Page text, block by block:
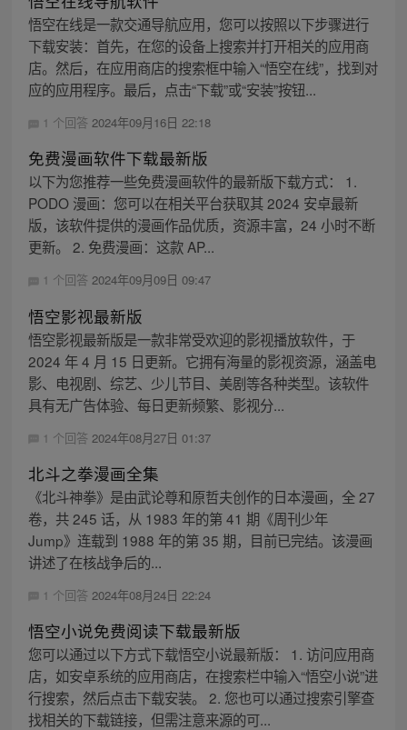
悟空在线是一款交通导航应用，您可以按照以下步骤进行
下载安装：首先，在您的设备上搜索并打开相关的应用商
店。然后，在应用商店的搜索框中输入“悟空在线”，找到对
应的应用程序。最后，点击“下载”或“安装”按钮...
1 个回答 2024年09月16日 22:18
免费漫画软件下载最新版
以下为您推荐一些免费漫画软件的最新版下载方式： 1.
PODO 漫画：您可以在相关平台获取其 2024 安卓最新
版，该软件提供的漫画作品优质，资源丰富，24 小时不断
更新。 2. 免费漫画：这款 AP...
1 个回答 2024年09月09日 09:47
悟空影视最新版
悟空影视最新版是一款非常受欢迎的影视播放软件，于
2024 年 4 月 15 日更新。它拥有海量的影视资源，涵盖电
影、电视剧、综艺、少儿节目、美剧等各种类型。该软件
具有无广告体验、每日更新频繁、影视分...
1 个回答 2024年08月27日 01:37
北斗之拳漫画全集
《北斗神拳》是由武论尊和原哲夫创作的日本漫画，全 27
卷，共 245 话，从 1983 年的第 41 期《周刊少年
Jump》连载到 1988 年的第 35 期，目前已完结。该漫画
讲述了在核战争后的...
1 个回答 2024年08月24日 22:24
悟空小说免费阅读下载最新版
您可以通过以下方式下载悟空小说最新版： 1. 访问应用商
店，如安卓系统的应用商店，在搜索栏中输入“悟空小说”进
行搜索，然后点击下载安装。 2. 您也可以通过搜索引擎查
找相关的下载链接，但需注意来源的可...